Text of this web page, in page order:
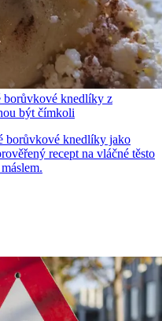
borůvkové knedlíky z
být čímkoli
borůvkové knedlíky jako
recept na vláčné těsto